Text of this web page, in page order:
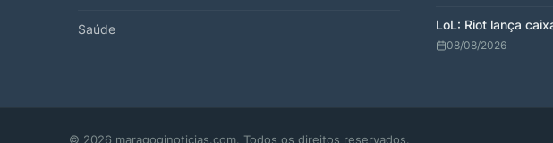
Saúde LoL: Riot lança
08/08/2026
© 2026 maragoginoticias.com. Todos os direitos reservados.